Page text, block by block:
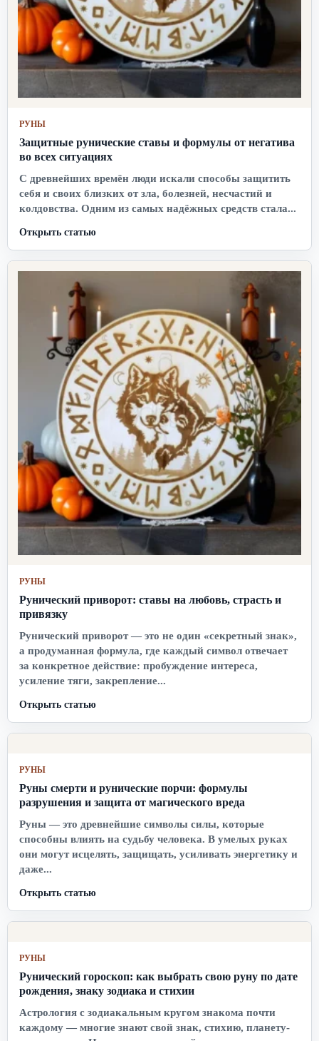
РУНЫ
Защитные рунические ставы и формулы от негатива
во всех ситуациях
С древнейших времён люди искали способы защитить
себя и своих близких от зла, болезней, несчастий и
колдовства. Одним из самых надёжных средств стала...
Открыть статью
РУНЫ
Рунический приворот: ставы на любовь, страсть и
привязку
Рунический приворот — это не один «секретный знак»,
а продуманная формула, где каждый символ отвечает
за конкретное действие: пробуждение интереса,
усиление тяги, закрепление...
Открыть статью
РУНЫ
Руны смерти и рунические порчи: формулы
разрушения и защита от магического вреда
Руны — это древнейшие символы силы, которые
способны влиять на судьбу человека. В умелых руках
они могут исцелять, защищать, усиливать энергетику и
даже...
Открыть статью
РУНЫ
Рунический гороскоп: как выбрать свою руну по дате
рождения, знаку зодиака и стихии
Астрология с зодиакальным кругом знакома почти
каждому — многие знают свой знак, стихию, планету-